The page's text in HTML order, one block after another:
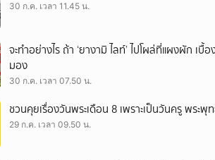
30 ก.ค. เวลา 11.45 น.
จะทำอย่างไร ถ้า ‘ยางามิ ไลท์’ ไปโผล่ที่แผงผัก
มอง
30 ก.ค. เวลา 07.50 น.
ชวนคุยเรื่องวันพระเดือน 8 เพราะเป็นวันครู พระพุ
29 ก.ค. เวลา 09.50 น.